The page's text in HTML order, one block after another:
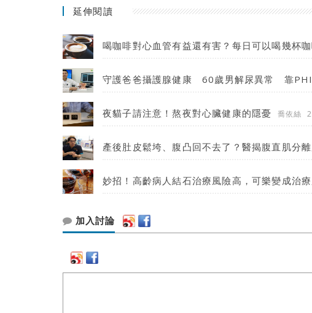
延伸閱讀
喝咖啡對心血管有益還有害？每日可以喝幾杯
守護爸爸攝護腺健康 60歲男解尿異常 靠PHI
夜貓子請注意！熬夜對心臟健康的隱憂 喬依絲
產後肚皮鬆垮、腹凸回不去了？醫揭腹直肌分
妙招！高齡病人結石治療風險高，可樂變成治
加入討論